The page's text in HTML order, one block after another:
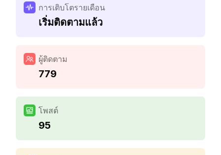
การเติบโตรายเดือน
เริ่มติดตามแล้ว
ผู้ติดตาม
779
โพสต์
95